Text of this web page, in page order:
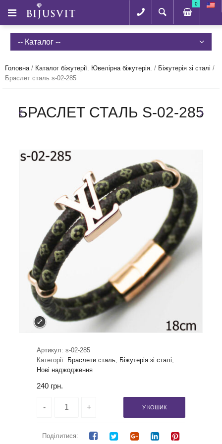
0
-- Каталог --
Головна/ Каталог біжутерії. Ювелірна біжутерія. / Біжутерія зі сталі /
Браслет сталь s-02-285
БРАСЛЕТ СТАЛЬ S-02-285
Артикул: s-02-285
Категорії: Браслети сталь, Біжутерія зі сталі,
Нові наджодження
240 грн.
У КОШИК
Поділитися: